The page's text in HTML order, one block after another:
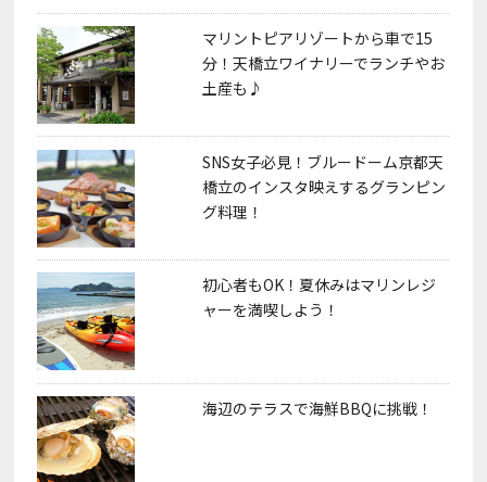
マリントピアリゾートから車で15
分！天橋立ワイナリーでランチやお
土産も♪
SNS女子必見！ブルードーム京都天
橋立のインスタ映えするグランピン
グ料理！
初心者もOK！夏休みはマリンレジ
ャーを満喫しよう！
海辺のテラスで海鮮BBQに挑戦！